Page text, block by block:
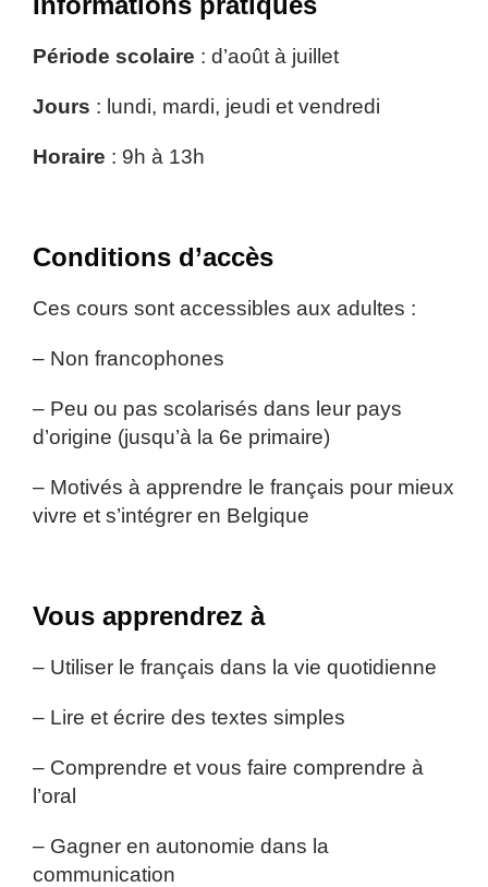
Période scolaire : d’août à juillet
Jours : lundi, mardi, jeudi et vendredi
Horaire : 9h à 13h
Conditions d’accès
Ces cours sont accessibles aux adultes :
– Non francophones
– Peu ou pas scolarisés dans leur pays
d’origine (jusqu’à la 6e primaire)
– Motivés à apprendre le français pour mieux
vivre et s’intégrer en Belgique
Vous apprendrez à
– Utiliser le français dans la vie quotidienne
– Lire et écrire des textes simples
– Comprendre et vous faire comprendre à
l’oral
– Gagner en autonomie dans la
communication